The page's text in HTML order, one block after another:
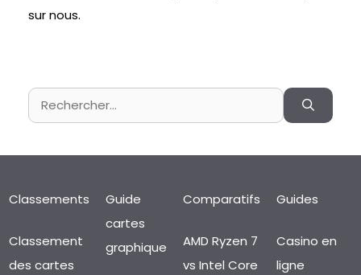
sur nous.
Rechercher :
Classements
Classement
des cartes
Guide
cartes
graphique
Comparatifs
AMD Ryzen 7
vs Intel Core
Guides
Casino en
ligne